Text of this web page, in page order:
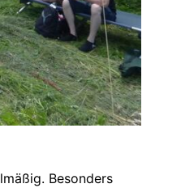
Besonders